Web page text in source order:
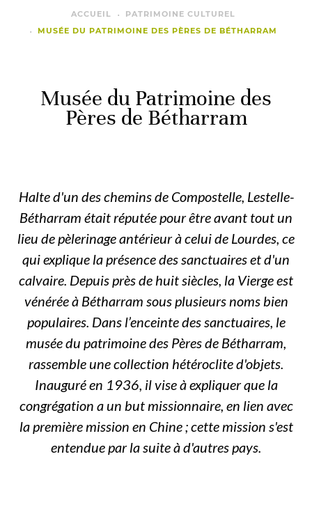
ACCUEIL
PATRIMOINE CULTUREL
MUSÉE DU PATRIMOINE DES PÈRES DE BÉTHARRAM
Musée du Patrimoine des
Pères de Bétharram
Halte d'un des chemins de Compostelle, Lestelle-
Bétharram était réputée pour être avant tout un
lieu de pèlerinage antérieur à celui de Lourdes, ce
qui explique la présence des sanctuaires et d'un
calvaire. Depuis près de huit siècles, la Vierge est
vénérée à Bétharram sous plusieurs noms bien
populaires. Dans l’enceinte des sanctuaires, le
musée du patrimoine des Pères de Bétharram,
rassemble une collection hétéroclite d'objets.
Inauguré en 1936, il vise à expliquer que la
congrégation a un but missionnaire, en lien avec
la première mission en Chine ; cette mission s'est
entendue par la suite à d'autres pays.